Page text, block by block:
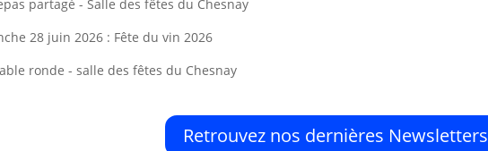
partagé - Salle des fêtes du Chesnay
28 juin 2026 : Fête du vin 2026
ronde - salle des fêtes du Chesnay
Retrouvez nos dernières Newsletters